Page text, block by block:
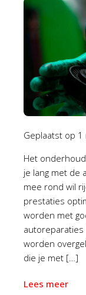
Geplaatst op 1
Het
je lang met de
mee rond wil
prestaties
worden met
worden
die je met […]
Lees meer